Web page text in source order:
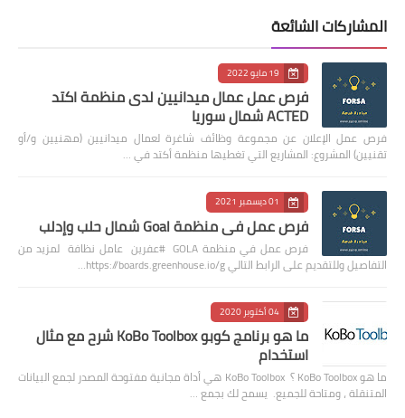
المشاركات الشائعة
19 مايو 2022
فرص عمل عمال ميدانيين لدى منظمة اكتد
ACTED شمال سوريا
فرص عمل الإعلان عن مجموعة وظائف شاغرة لعمال ميدانيين (مهنيين و/أو
تقنيين) المشروع: المشاريع التي تغطيها منظمة أكتد في …
01 ديسمبر 2021
فرص عمل في منظمة Goal شمال حلب وإدلب
فرص عمل في منظمة GOLA #عفرين عامل نظافة لمزيد من
التفاصيل وللتقديم على الرابط التالي https://boards.greenhouse.io/g…
04 أكتوبر 2020
ما هو برنامج كوبو KoBo Toolbox شرح مع مثال
استخدام
ما هو KoBo Toolbox ؟ KoBo Toolbox هي أداة مجانية مفتوحة المصدر لجمع البيانات
المتنقلة ، ومتاحة للجميع. يسمح لك بجمع …